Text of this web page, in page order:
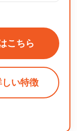
こちら
い特徴